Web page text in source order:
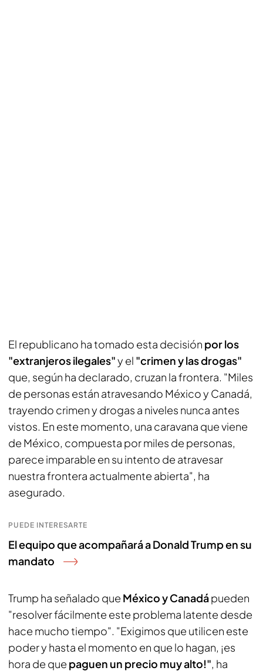
El republicano ha tomado esta decisión por los
"extranjeros ilegales"y el "crimen y las drogas"
que, según ha declarado, cruzan la frontera. "Miles
de personas están atravesando México y Canadá,
trayendo crimen y drogas a niveles nunca antes
vistos. En este momento, una caravana que viene
de México, compuesta por miles de personas,
parece imparable en su intento de atravesar
nuestra frontera actualmente abierta", ha
asegurado.
PUEDE INTERESARTE
El equipo que acompañará a Donald Trump en su
mandato
Trump ha señalado que México y Canadápueden
"resolver fácilmente este problema latente desde
hace mucho tiempo". "Exigimos que utilicen este
poder y hasta el momento en que lo hagan, ¡es
hora de que paguen un precio muy alto!", ha